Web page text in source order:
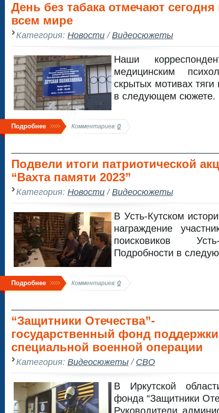
День без табака отмечают сегодня
всем мире
Категория: Новости/Видеосюжеты
Наши
медицинским
скрытых мотивах
в следующем сюжете.
Подробнее Комментариев: 0
Подвели итоги патриотической
“Вахта памяти 2023”
Категория: Новости/Видеосюжеты
В Усть-Кутском
награждение
поисковиков
Подробности в
Подробнее Комментариев: 0
“Защитники Отечества”-
государственный фонд
специальной военной операции
Категория: Видеосюжеты/СВО
В Иркутской
фонда “Защитники
Руководители